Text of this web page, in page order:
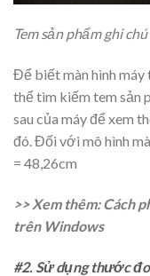
Tem sản phẩm ghi
Để biết màn hình máy
thể tìm kiếm tem sản
sau của máy để xem
đó. Đối với mô hình
= 48,26cm
>> Xem thêm: Cách
trên Windows
#2. Sử dụng thước đo